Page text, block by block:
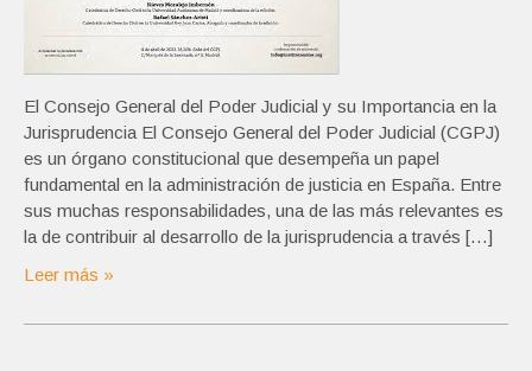
El Consejo General del Poder Judicial y su Importancia en la
Jurisprudencia El Consejo General del Poder Judicial (CGPJ)
es un órgano constitucional que desempeña un papel
fundamental en la administración de justicia en España. Entre
sus muchas responsabilidades, una de las más relevantes es
la de contribuir al desarrollo de la jurisprudencia a través […]
Leer más »